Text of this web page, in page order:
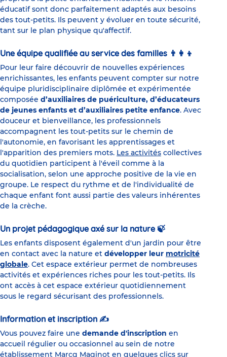
éducatif sont donc parfaitement adaptés aux besoins
des tout-petits. Ils peuvent y évoluer en toute sécurité,
tant sur le plan physique qu'affectif.
Une équipe qualifiée au service des familles 👨‍👩‍👦
Pour leur faire découvrir de nouvelles expériences
enrichissantes, les enfants peuvent compter sur notre
équipe pluridisciplinaire diplômée et expérimentée
composée d’auxiliaires de puériculture, d’éducateurs
de jeunes enfants et d’auxiliaires petite enfance. Avec
douceur et bienveillance, les professionnels
accompagnent les tout-petits sur le chemin de
l'autonomie, en favorisant les apprentissages et
l'apparition des premiers mots. Les activités collectives
du quotidien participent à l'éveil comme à la
socialisation, selon une approche positive de la vie en
groupe. Le respect du rythme et de l'individualité de
chaque enfant font aussi partie des valeurs inhérentes
de la crèche.
Un projet pédagogique axé sur la nature 🍃
Les enfants disposent également d'un jardin pour être
en contact avec la nature et développer leur motricité
globale. Cet espace extérieur permet de nombreuses
activités et expériences riches pour les tout-petits. Ils
ont accès à cet espace extérieur quotidiennement
sous le regard sécurisant des professionnels.
Information et inscription ✍
Vous pouvez faire une demande d'inscription en
accueil régulier ou occasionnel au sein de notre
établissement Marcq Maginot en quelques clics sur